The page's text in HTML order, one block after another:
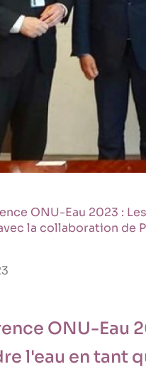
ONU-Eau 2023 :
la collaboration de
ONU-Eau
l'eau en tant